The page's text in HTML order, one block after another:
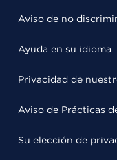
Aviso de no
Ayuda en su idioma
Privacidad de
Aviso de Prácticas
Su elección de